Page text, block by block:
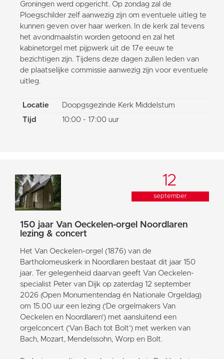
Groningen werd opgericht. Op zondag zal de
Ploegschilder zelf aanwezig zijn om eventuele uitleg te
kunnen geven over haar werken. In de kerk zal tevens
het avondmaalstin worden getoond en zal het
kabinetorgel met pijpwerk uit de 17e eeuw te
bezichtigen zijn. Tijdens deze dagen zullen leden van
de plaatselijke commissie aanwezig zijn voor eventuele
uitleg.
Locatie
Doopgsgezinde Kerk Middelstum
Tijd
10:00 - 17:00 uur
12
september
150 jaar Van Oeckelen-orgel Noordlaren
lezing & concert
Het Van Oeckelen-orgel (1876) van de
Bartholomeuskerk in Noordlaren bestaat dit jaar 150
jaar. Ter gelegenheid daarvan geeft Van Oeckelen-
specialist Peter van Dijk op zaterdag 12 september
2026 (Open Monumentendag én Nationale Orgeldag)
om 15.00 uur een lezing (‘De orgelmakers Van
Oeckelen en Noordlaren’) met aansluitend een
orgelconcert (‘Van Bach tot Bolt’) met werken van
Bach, Mozart, Mendelssohn, Worp en Bolt.